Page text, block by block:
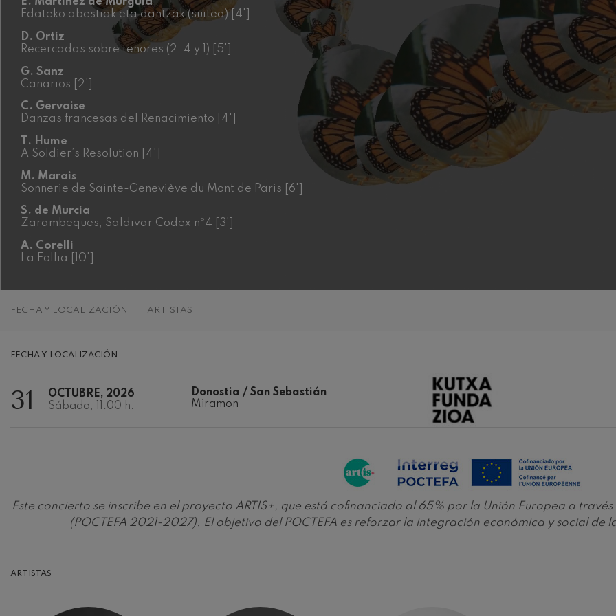
Edateko abestiak eta dantzak (suitea) [4']
D. Ortiz
Recercadas sobre tenores (2, 4 y 1) [5']
G. Sanz
Canarios [2']
C. Gervaise
Danzas francesas del Renacimiento [4']
T. Hume
A Soldier’s Resolution [4']
M. Marais
Sonnerie de Sainte-Geneviève du Mont de Paris [6']
S. de Murcia
Zarambeques, Saldivar Codex nº4 [3']
A. Corelli
La Follia [10']
FECHA Y LOCALIZACIÓN ARTISTAS
FECHA Y LOCALIZACIÓN
31
OCTUBRE, 2026
Sábado, 11:00 h.
Donostia / San Sebastián
Miramon
Este concierto se inscribe en el proyecto ARTIS+, que está cofinanciado al 65% por la Unión Europea a
(POCTEFA 2021-2027). El objetivo del POCTEFA es reforzar la integración económica y social
ARTISTAS
C. Franck: Variaciones sinfónicas
J. Brahms: Sinfonía nº4
J. C. Arriaga: Los esclavos felices. Obertura
J. C. Arriaga
Joseph Haydn: Sinfonía nº83
El cant dels ocells
bosque
Antonin Dvorak
Johannes Brahms: Concierto para piano nº1
Ludwig van Beethoven: Sinfonía nº2
Wolfgang Amadeus Mozart: Concierto para
violín nº5
Robert Schumann: Concierto para violín